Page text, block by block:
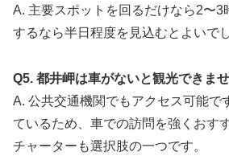
A. 主要スポットを回るだけなら2〜3
するなら半日程度を見込むとよいで
Q5. 都井岬は車がないと観光できま
A. 公共交通機関でもアクセス可能で
ているため、車での訪問を強くおす
チャーターも選択肢の一つです。